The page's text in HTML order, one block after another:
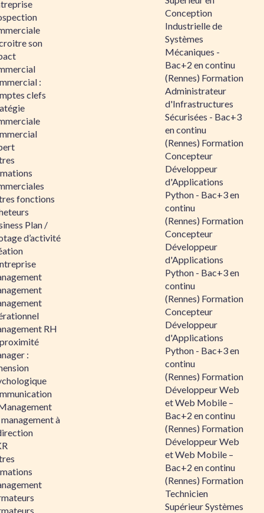
son
:
clefs
fonctions
Plan /
d’activité
RH
:
à
Conception
Industrielle de
Systèmes
Mécaniques -
Bac+2 en continu
(Rennes) Formation
Administrateur
d'Infrastructures
Sécurisées - Bac+3
en continu
(Rennes) Formation
Concepteur
Développeur
d'Applications
Python - Bac+3 en
continu
(Rennes) Formation
Concepteur
Développeur
d'Applications
Python - Bac+3 en
continu
(Rennes) Formation
Concepteur
Développeur
d'Applications
Python - Bac+3 en
continu
(Rennes) Formation
Développeur Web
et Web Mobile –
Bac+2 en continu
(Rennes) Formation
Développeur Web
et Web Mobile –
Bac+2 en continu
(Rennes) Formation
Technicien
Supérieur Systèmes